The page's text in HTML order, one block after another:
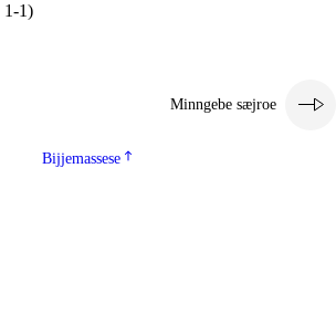
1-1)
Minngebe sæjroe
Bijjemassese